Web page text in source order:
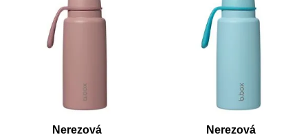
Nerezová
Nerezová